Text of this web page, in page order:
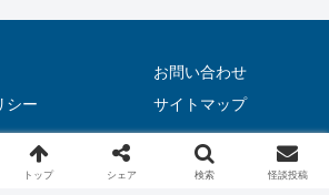
お問い合わせ
シー
サイトマップ
い話（実話）｜恐虫リリー.
トップ シェア 検索 怪談投稿